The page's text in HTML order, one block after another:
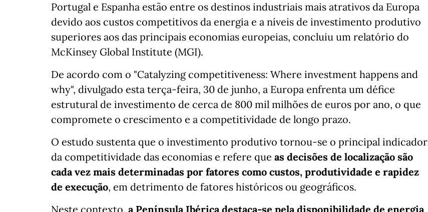
Portugal e Espanha estão entre os destinos industriais mais atrativos da Europa
devido aos custos competitivos da energia e a níveis de investimento produtivo
superiores aos das principais economias europeias, concluiu um relatório do
McKinsey Global Institute (MGI).
De acordo com o "Catalyzing competitiveness: Where investment happens and
why", divulgado esta terça-feira, 30 de junho, a Europa enfrenta um défice
estrutural de investimento de cerca de 800 mil milhões de euros por ano, o que
compromete o crescimento e a competitividade de longo prazo.
O estudo sustenta que o investimento produtivo tornou-se o principal indicador
da competitividade das economias e refere que as decisões de localização são
cada vez mais determinadas por fatores como custos, produtividade e rapidez
de execução, em detrimento de fatores históricos ou geográficos.
Neste contexto, a Península Ibérica destaca-se pela disponibilidade de energia